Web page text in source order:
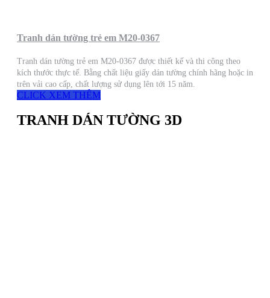
Tranh dán tường trẻ em M20-0367
Tranh dán tường trẻ em M20-0367 được thiết kế và thi công theo
kích thước thực tế. Bằng chất liệu giấy dán tường chính hãng hoặc in
trên vải cao cấp, chất lượng sử dụng lên tới 15 năm.
CLICK XEM THÊM
TRANH DÁN TƯỜNG 3D